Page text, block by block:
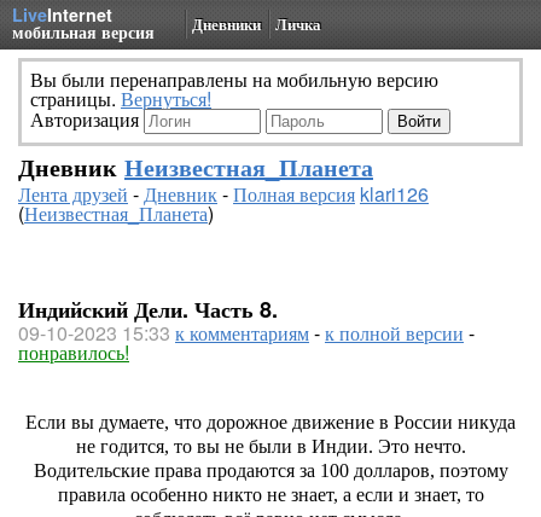
LiveInternet
мобильная версия Дневники Личка
Вы были перенаправлены на мобильную версию
страницы. Вернуться!
Авторизация
Дневник Неизвестная_Планета
Лента друзей -Дневник-Полная версия klari126
(Неизвестная_Планета)
Индийский Дели. Часть 8.
09-10-2023 15:33 к комментариям-к полной версии -
понравилось!
Если вы думаете, что дорожное движение в России никуда
не годится, то вы не были в Индии. Это нечто.
Водительские права продаются за 100 долларов, поэтому
правила особенно никто не знает, а если и знает, то